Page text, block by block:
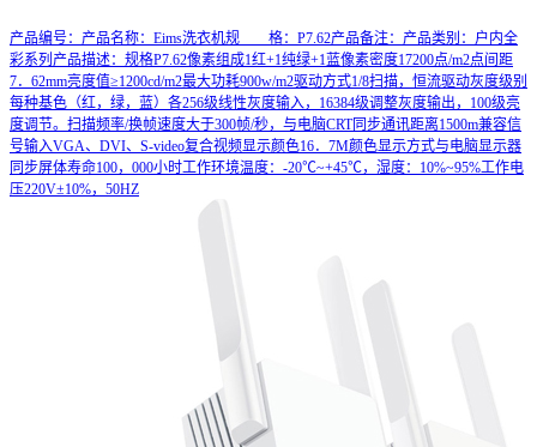
产品编号：产品名称：Eims洗衣机规 格：P7.62产品备注：产品类别：户内全
彩系列产品描述：规格P7.62像素组成1红+1纯绿+1蓝像素密度17200点/m2点间距
7．62mm亮度值≥1200cd/m2最大功耗900w/m2驱动方式1/8扫描，恒流驱动灰度级别
每种基色（红，绿，蓝）各256级线性灰度输入，16384级调整灰度输出，100级亮
度调节。扫描频率/换帧速度大于300帧/秒，与电脑CRT同步通讯距离1500m兼容信
号输入VGA、DVI、S-video复合视频显示颜色16．7M颜色显示方式与电脑显示器
同步屏体寿命100，000小时工作环境温度：-20℃~+45℃，湿度：10%~95%工作电
压220V±10%，50HZ